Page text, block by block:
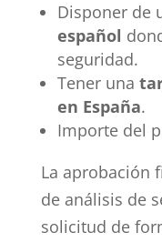
Disponer de
español
seguridad.
Tener una
en España.
Importe del
La aprobación
de análisis de
solicitud de